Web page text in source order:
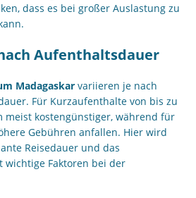
dass es bei großer Auslastung zu
Aufenthaltsdauer
Madagaskar variieren je nach
Für Kurzaufenthalte von bis zu
meist kostengünstiger, während für
Gebühren anfallen. Hier wird
Reisedauer und das
wichtige Faktoren bei der